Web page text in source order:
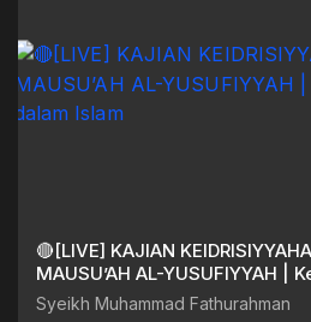
🔴[LIVE] KAJIAN
MAUSU’AH AL-YUSUFIYYAH |
dalam Islam
Syeikh Muhammad Fathurahman